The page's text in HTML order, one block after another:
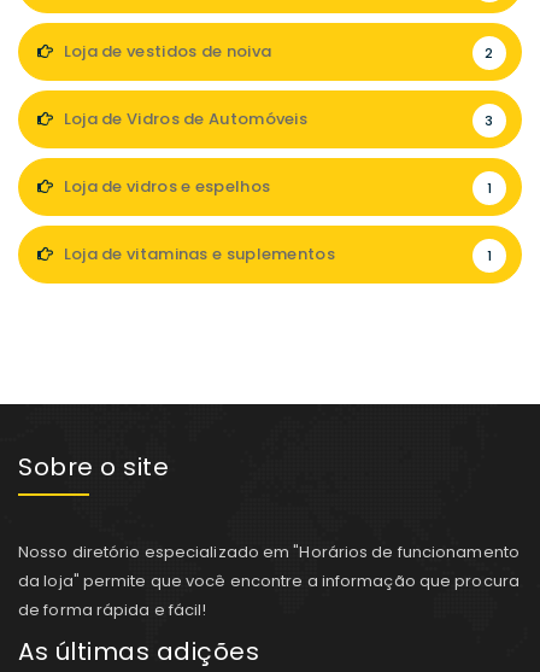
Loja de vestidos de noiva 2
Loja de Vidros de Automóveis 3
Loja de vidros e espelhos 1
Loja de vitaminas e suplementos 1
Sobre o site
Nosso diretório especializado em "Horários de funcionamento
da loja" permite que você encontre a informação que procura
de forma rápida e fácil!
As últimas adições